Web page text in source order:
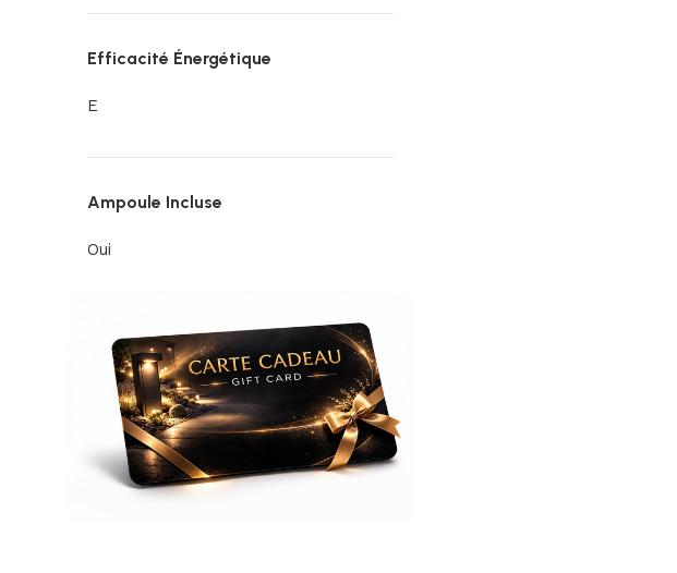
Efficacité Énergétique
E
Ampoule Incluse
Oui